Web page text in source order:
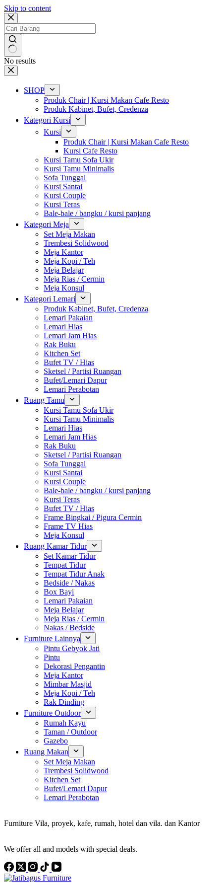
Skip to content
No results
SHOP
Produk Chair | Kursi Makan Cafe Resto
Produk Kabinet, Bufet, Credenza
Kategori Kursi
Kursi
Produk Chair | Kursi Makan Cafe Resto
Kursi Cafe Resto
Kursi Tamu Sofa Ukir
Kursi Tamu Minimalis
Sofa Tunggal
Kursi Santai
Kursi Couple
Kursi Teras
Bale-bale / bangku / kursi panjang
Kategori Meja
Set Meja Makan
Trembesi Solidwood
Meja Kantor
Meja Kopi / Teh
Meja Belajar
Meja Rias / Cermin
Meja Konsul
Kategori Lemari
Produk Kabinet, Bufet, Credenza
Lemari Pakaian
Lemari Hias
Lemari Jam Hias
Rak Buku
Kitchen Set
Bufet TV / Hias
Sketsel / Partisi Ruangan
Bufet/Lemari Dapur
Lemari Perabotan
Ruang Tamu
Kursi Tamu Sofa Ukir
Kursi Tamu Minimalis
Lemari Hias
Lemari Jam Hias
Rak Buku
Sketsel / Partisi Ruangan
Sofa Tunggal
Kursi Santai
Kursi Couple
Bale-bale / bangku / kursi panjang
Kursi Teras
Bufet TV / Hias
Frame Bingkai / Pigura Cermin
Frame TV Hias
Meja Konsul
Ruang Kamar Tidur
Set Kamar Tidur
Tempat Tidur
Tempat Tidur Anak
Bedside / Nakas
Box Bayi
Lemari Pakaian
Meja Belajar
Meja Rias / Cermin
Nakas / Bedside
Furniture Lainnya
Pintu Gebyok Jati
Pintu
Dekorasi Pengantin
Meja Kantor
Mimbar Masjid
Meja Kopi / Teh
Rak Dinding
Furniture Outdoor
Rumah Kayu
Taman / Outdoor
Gazebo
Ruang Makan
Set Meja Makan
Trembesi Solidwood
Kitchen Set
Bufet/Lemari Dapur
Lemari Perabotan
Furniture Vila, proyek, kafe, rumah, hotel dan vila. dan Kantor
We offer all and models with special deals.